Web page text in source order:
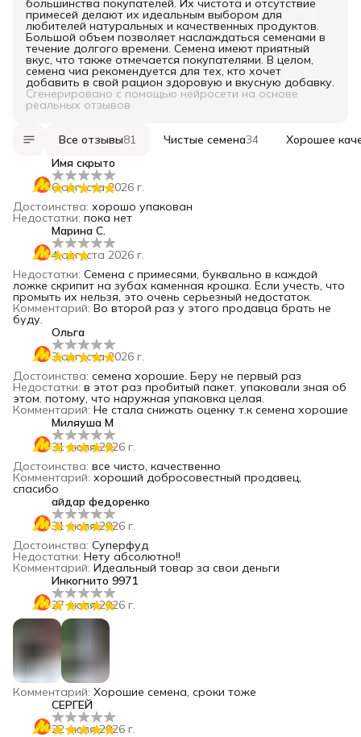
большинства покупателей. Их чистота и отсутствие
примесей делают их идеальным выбором для
любителей натуральных и качественных продуктов.
Большой объем позволяет наслаждаться семенами в
течение долгого времени. Семена имеют приятный
вкус, что также отмечается покупателями. В целом,
семена чиа рекомендуется для тех, кто хочет
добавить в свой рацион здоровую и вкусную добавку.
Сгенерировано с помощью нейросети на основе
реальных отзывов
Все отзывы81 Чистые семена34
Хорошее
Имя скрыто
6 августа 2026 г.
Достоинства: хорошо упакован
Недостатки: пока нет
Марина С.
4 августа 2026 г.
Недостатки: Семена с примесями, буквально в каждой
ложке скрипит на зубах каменная крошка. Если учесть, что
промыть их нельзя, это очень серьезный недостаток.
Комментарий: Во второй раз у этого продавца брать не
буду.
Ольга
3 августа 2026 г.
Достоинства: семена хорошие. Беру не первый раз
Недостатки: в этот раз пробитый пакет. упаковали зная об
этом. потому, что наружная упаковка целая.
Комментарий: Не стала снижать оценку т.к семена хорошие
Миляуша М
31 июля 2026 г.
Достоинства: все чисто, качественно
Комментарий: хороший добросовестный продавец,
спасибо
айдар федоренко
31 июля 2026 г.
Достоинства: Суперфуд
Недостатки: Нету абсолютно!!
Комментарий: Идеальный товар за свои деньги
Инкогнито 9971
27 июля 2026 г.
Комментарий:
Хорошие семена, сроки тоже
СЕРГЕЙ
22 июля 2026 г.